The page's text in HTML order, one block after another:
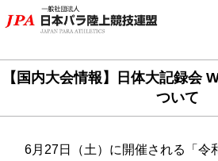
【国内大会情報】日体大記録会
ついて
6月27日（土）に開催される「令